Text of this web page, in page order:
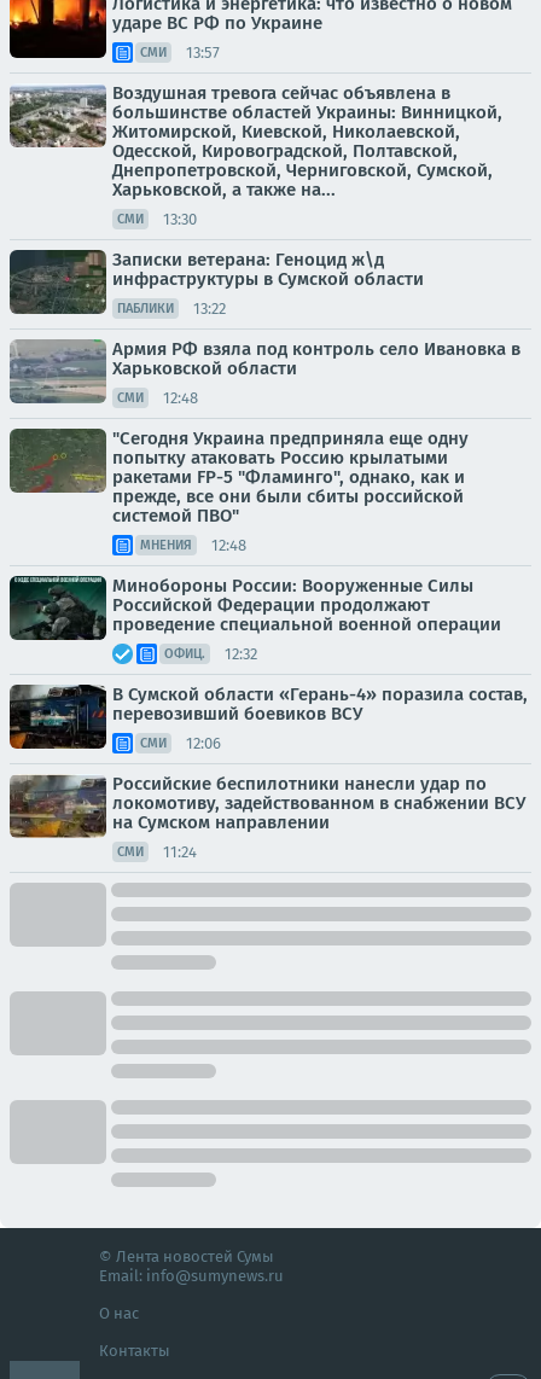
ударе ВС РФ по Украине
СМИ 13:57
Воздушная тревога сейчас объявлена в
большинстве областей Украины: Винницкой,
Житомирской, Киевской, Николаевской,
Одесской, Кировоградской, Полтавской,
Днепропетровской, Черниговской, Сумской,
Харьковской, а также на...
СМИ 13:30
Записки ветерана: Геноцид ж\д
инфраструктуры в Сумской области
ПАБЛИКИ 13:22
Армия РФ взяла под контроль село Ивановка в
Харьковской области
СМИ 12:48
"Сегодня Украина предприняла еще одну
попытку атаковать Россию крылатыми
ракетами FP-5 "Фламинго", однако, как и
прежде, все они были сбиты российской
системой ПВО"
МНЕНИЯ 12:48
Минобороны России: Вооруженные Силы
Российской Федерации продолжают
проведение специальной военной операции
ОФИЦ. 12:32
В Сумской области «Герань-4» поразила состав,
перевозивший боевиков ВСУ
СМИ 12:06
Российские беспилотники нанесли удар по
локомотиву, задействованном в снабжении ВСУ
на Сумском направлении
СМИ 11:24
© Лента новостей Сумы
Email: info@sumynews.ru
О нас
Контакты